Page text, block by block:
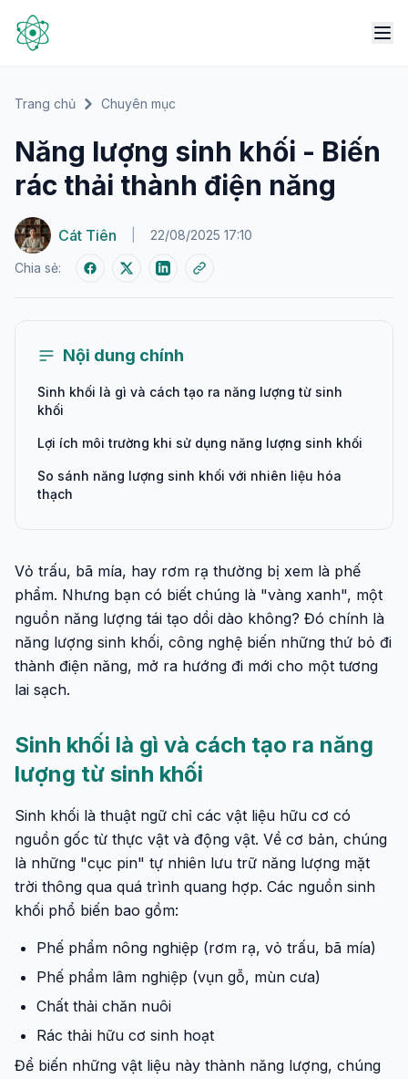
Trang chủ Chuyên mục
Năng lượng sinh khối - Biến
rác thải thành điện năng
Cát Tiên 22/08/2025 17:10
Chia sẻ:
Nội dung chính
Sinh khối là gì và cách tạo ra năng lượng từ sinh
khối
Lợi ích môi trường khi sử dụng năng lượng sinh khối
So sánh năng lượng sinh khối với nhiên liệu hóa
thạch
Vỏ trấu, bã mía, hay rơm rạ thường bị xem là phế
phẩm. Nhưng bạn có biết chúng là "vàng xanh", một
nguồn năng lượng tái tạo dồi dào không? Đó chính là
năng lượng sinh khối, công nghệ biến những thứ bỏ đi
thành điện năng, mở ra hướng đi mới cho một tương
lai sạch.
Sinh khối là gì và cách tạo ra năng
lượng từ sinh khối
Sinh khối là thuật ngữ chỉ các vật liệu hữu cơ có
nguồn gốc từ thực vật và động vật. Về cơ bản, chúng
là những "cục pin" tự nhiên lưu trữ năng lượng mặt
trời thông qua quá trình quang hợp. Các nguồn sinh
khối phổ biến bao gồm:
Phế phẩm nông nghiệp (rơm rạ, vỏ trấu, bã mía)
Phế phẩm lâm nghiệp (vụn gỗ, mùn cưa)
Chất thải chăn nuôi
Rác thải hữu cơ sinh hoạt
Để biến những vật liệu này thành năng lượng, chúng